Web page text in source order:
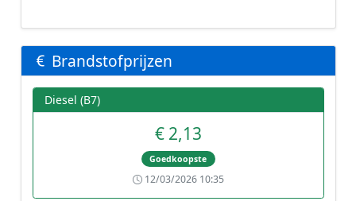
Brandstofprijzen
Diesel (B7)
€ 2,13
Goedkoopste
12/03/2026 10:35